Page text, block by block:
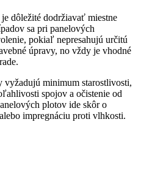
dôležité dodržiavať miestne
sa pri panelových
pokiaľ nepresahujú určitú
úpravy, no vždy je vhodné
vyžadujú minimum starostlivosti,
spojov a očistenie od
plotov ide skôr o
impregnáciu proti vlhkosti.